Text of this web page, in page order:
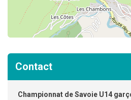
Contact
Championnat de Savoie U14